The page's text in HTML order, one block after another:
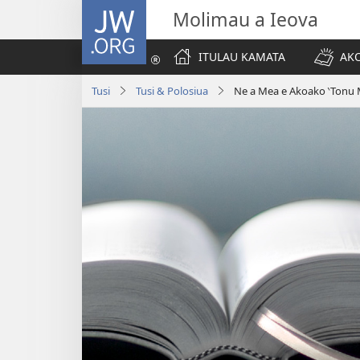
JW.ORG Molimau a Ieova
ITULAU KAMATA
Tusi Tusi & Polosiua Ne a Mea e Akoako ‵Tonu